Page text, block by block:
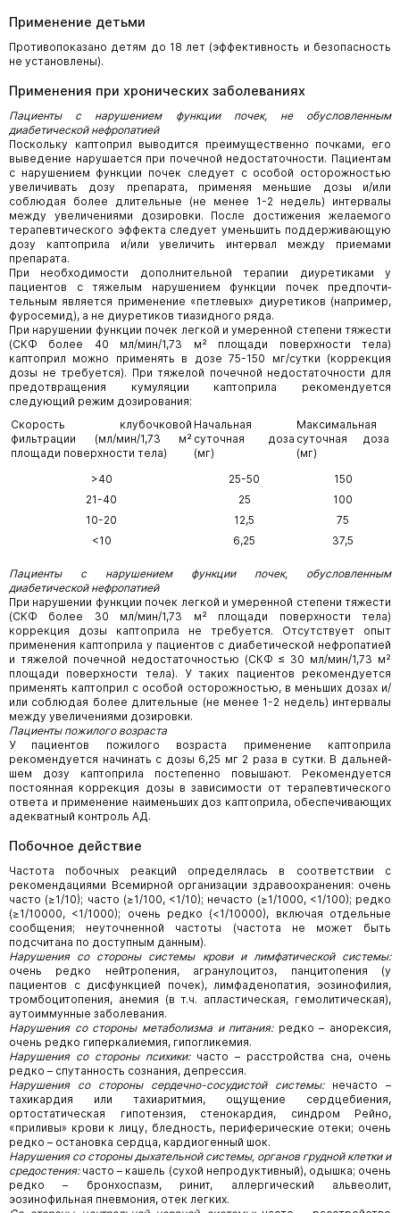
Применение детьми
Противопоказано детям до 18 лет (эффективность и безопасность
не установлены).
Применения при хронических заболеваниях
Пациенты с нарушением функции почек, не обусловленным
диабетической нефропатией
Поскольку каптоприл выводится преимущественно почками, его
выведение нарушается при почечной недостаточности. Пациентам
с нарушением функции почек следует с особой осторожностью
увеличивать дозу препарата, применяя меньшие дозы и/или
соблюдая более длительные (не менее 1-2 недель) интервалы
между увеличениями дозировки. После достиже­ния желаемого
терапевтического эффекта следует уменьшить поддерживающую
дозу каптоприла и/или увеличить интервал между приемами
препарата.
При необходимости дополнительной терапии диуретиками у
пациентов с тяжелым нарушением функции почек предпочти­
тельным является применение «петлевых» диуретиков (например,
фуросемид), а не диуретиков тиазидного ряда.
При нарушении функции почек легкой и умеренной степени тяжести
(СКФ более 40 мл/мин/1,73 м² площади поверхности тела)
каптоприл можно применять в дозе 75-150 мг/сутки (коррекция
дозы не требуется). При тяжелой почечной недостаточ­ности для
предотвращения кумуляции каптоприла рекомендуется
следующий режим дозирования:
Скорость клубочковой
фильтрации (мл/мин/1,73 м²
площади поверхности тела)
Начальная
суточная доза
(мг)
Максимальная
суточная доза
(мг)
>40
25-50
150
21-40
25
100
10-20
12,5
75
<10
6,25 37,5
Пациенты с нарушением функции почек, обусловленным
диабетической нефропатией
При нарушении функции почек легкой и умеренной степени тяжести
(СКФ более 30 мл/мин/1,73 м² площади поверхности тела)
коррекция дозы каптоприла не требуется. Отсутствует опыт
применения каптоприла у пациентов с диабетической нефропатией
и тяжелой почечной недостаточностью (СКФ ≤ 30 мл/мин/1,73 м²
площади поверхности тела). У таких пациентов рекомендуется
применять каптоприл с особой осторожностью, в меньших дозах и/
или соблюдая более длитель­ные (не менее 1-2 недель) интервалы
между увеличениями дозировки.
Пациенты пожилого возраста
У пациентов пожилого возраста применение каптоприла
рекомендуется начинать с дозы 6,25 мг 2 раза в сутки. В дальней­
шем дозу каптоприла постепенно повышают. Рекомендуется
постоянная коррекция дозы в зависимости от терапевтическо­го
ответа и применение наименьших доз каптоприла, обеспечивающих
адекватный контроль АД.
Побочное действие
Частота побочных реакций определялась в соответствии с
рекомендациями Всемирной организации здравоохранения: очень
часто (≥1/10); часто (≥1/100, <1/10); нечасто (≥1/1000, <1/100); редко
(≥1/10000, <1/1000); очень редко (<1/10000), включая отдельные
сообщения; неуточненной частоты (частота не может быть
подсчитана по доступным данным).
Нарушения со стороны системы крови и лимфатической системы:
очень редко нейтропения, агранулоцитоз, панцито­пения (у
пациентов с дисфункцией почек), лимфаденопатия, эозинофилия,
тромбоцитопения, анемия (в т.ч. апластическая, гемолитическая),
аутоиммунные заболевания.
Нарушения со стороны метаболизма и питания:редко – анорексия,
очень редко гиперкалиемия, гипогликемия.
Нарушения со стороны психики: часто – расстройства сна, очень
редко – спутанность сознания, депрессия.
Нарушения со стороны сердечно-сосудистой системы:нечасто –
тахикардия или тахиаритмия, ощущение сердцебиения,
ортостатическая гипотензия, стенокардия, синдром Рейно,
«приливы» крови к лицу, бледность, периферические отеки; очень
редко – остановка сердца, кардиогенный шок.
Нарушения со стороны дыхательной системы, органов грудной клетки и
средостения: часто – кашель (сухой непродук­тивный), одышка; очень
редко – бронхоспазм, ринит, аллергический альвеолит,
эозинофильная пневмония, отек легких.